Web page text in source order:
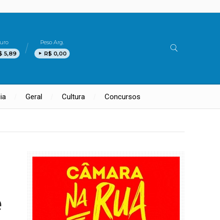
5,89
Peso Arg.
R$ 0,00
Geral Cultura Concursos